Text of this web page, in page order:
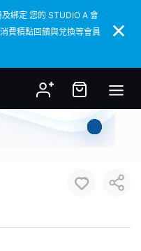
綁定 您的 STUDIO A 會
費積點回饋與兌換等會員
綁定 您的 STUDIO A 會
費積點回饋與兌換等會員